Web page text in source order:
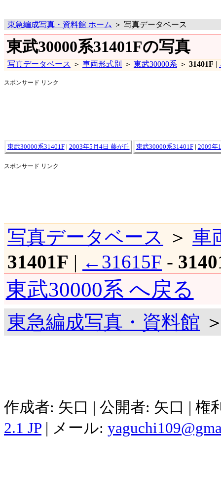
東急編成写真・資料館 ホーム ＞ 写真データベース
東武30000系31401Fの写真
写真データベース ＞ 車両形式別 ＞ 東武30000系 ＞ 31401F |
スポンサード リンク
東武30000系31401F| 2003年5月4日 藤が丘 東武30000系31401F| 2009年
スポンサード リンク
写真データベース ＞ 車
31401F | ←31615F -
東武30000系 へ戻る
東急編成写真・資料館
作成者: 矢口 | 公開者: 矢口 |
2.1 JP | メール: